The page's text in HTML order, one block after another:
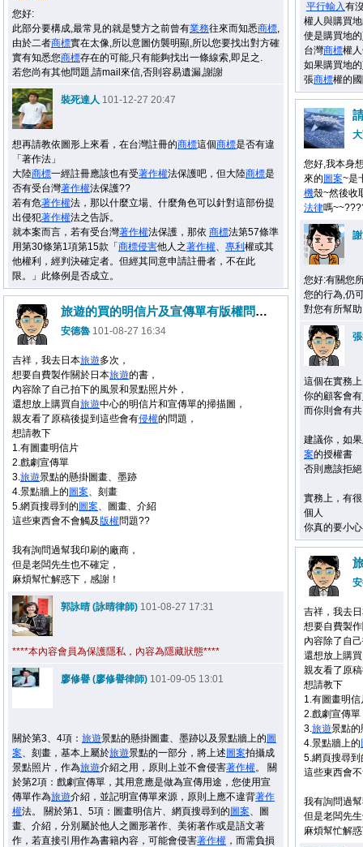
平行輸入有
權人與購買
使是購買地的
台灣商標權
如果購買地的
張商標權的
您好:
此部分要構成,最常見的就是雙方之前曾有業務往來而知悉商標,
由於二者商標實在太像,所以意圖仿襲明顯,所以您要找出對方確
實有知悉您商標存在的可能,只有能夠找出一條線索,即足之.
若您尚有其他問題,請mail來信,否則容易遺漏,謝謝
裝死達人 101-12-27 20:47
想再請教依圖形上來看，在台灣註冊的商標這個商標是否有違
「著作法」
大陸商標一經註冊應該也有受著作權法保護吧，但大陸商標是
否有受台灣著作權法保護??
若有危著作權法，那以什麼立場、什麼角色可以針對這部份提
出侵犯著作權法之告訴。
就本案而言，若有受台灣著作權法保護，那依 商標法第57條準
用第30條第1項第15款「 商標侵害他人之著作權、 專利 權或其
他權利，經判決確定者。但經其同意申請註冊者，不在此
限。」此條例是否成立。
您好,我本身
來的 圖案~是
機殼~然後收
法律嗎
您好:有關您
您的行為,仍
對您有所幫助
這個在實務
你的顧客會有
而你則會有
建議你，如
案的授權書
否則應該拒
實務上，有
個人
你真的要小
旅遊的買的明信片及宣傳單有版權問題嗎?
安德魯101-08-27 16:34
吉祥，我去日本旅遊多次，
想要自費製作關於日本旅遊的書，
內容除了自己拍下的風景和景點照片外，
還想放上購買自旅遊中心的明信片和宣傳單的掃描圖，
親友看了原稿後提到這些會有侵權的問題，
想請教下
1.有圖畫明信片
2.戲劇宣傳單
3.旅遊景點的懸掛圖畫、墨跡
4.景點牆上的 圖案、刻畫
5.網頁搜尋到的 圖案、圖畫、介紹
這些東西會不會觸及版權問題??
我有詢問過幫我印刷的廠商，
但是老闆先生也不確定，
麻煩幫忙解惑下，感謝！
郭詠晴 (詠晴律師) 101-08-27 17:31
****本內容會員為保護隱私，內容為隱藏狀態****
廖修譽 (廖修譽律師) 101-09-05 13:01
關於第3、4項： 旅遊景點的懸掛圖畫、墨跡以及景點牆上的 圖
案、刻畫，基本上屬於旅遊景點的一部分，將上述 圖案拍攝成
景點照片，作為旅遊介紹之用，原則上並不會侵害著作權。 關
於第2項：戲劇宣傳單，其用意應是做為宣傳用途，您使用宣
傳單作為旅遊介紹，並記明宣傳單來源，原則上應不違背著作
權法。 關於第1、5項：圖畫明信片、網頁搜尋到的 圖案、圖
畫、介紹，分別屬於他人之圖形著作、美術著作或是語文著
作，若直接引用作為書籍內容，可能會侵害著作權 ，而需負損
吉祥，我去
想要自費製
內容除了自
還想放上購
親友看了原
想請教下
1.有圖畫明信
2.戲劇宣傳單
3.旅遊景點的
4.景點牆上的
5.網頁搜尋到
這些東西會
我有詢問過
但是老闆先
麻煩幫忙解